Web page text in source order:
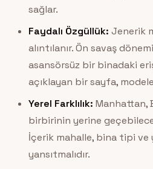
sağlar.
Faydalı Özgüllük: Jenerik
alıntılanır. Ön savaş
asansörsüz bir binadaki
açıklayan bir sayfa,
Yerel Farklılık: Manhattan,
birbirinin yerine
İçerik mahalle, bina tipi ve
yansıtmalıdır.